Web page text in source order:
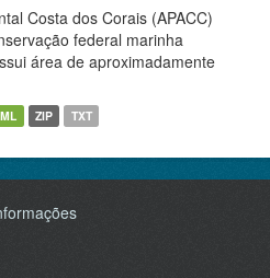
Costa dos Corais (APACC)
federal marinha
área de aproximadamente
ZIP TXT